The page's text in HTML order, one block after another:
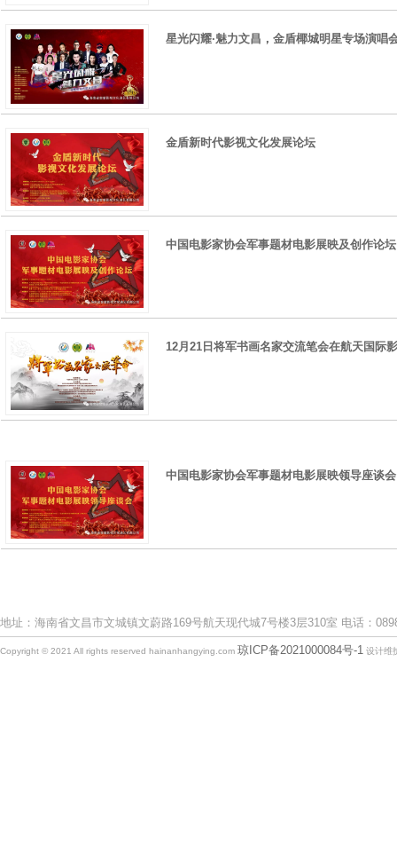
星光闪耀·魅力文昌，金盾椰城明星专场演唱
金盾新时代影视文化发展论坛
中国电影家协会军事题材电影展映及创作论坛
12月21日将军书画名家交流笔会在航天国际
中国电影家协会军事题材电影展映领导座谈会
地址：海南省文昌市文城镇文蔚路169号航天现代城7号楼3层310室 电话：
Copyright © 2021 All rights reserved hainanhangying.com 琼ICP备2021000084号-1 设计维